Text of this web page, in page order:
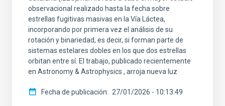
observacional realizado hasta la fecha sobre
estrellas fugitivas masivas en la Vía Láctea,
incorporando por primera vez el análisis de su
rotación y binariedad, es decir, si forman parte de
sistemas estelares dobles en los que dos estrellas
orbitan entre sí. El trabajo, publicado recientemente
en Astronomy & Astrophysics , arroja nueva luz
Fecha de publicación 27/01/2026 - 10:13:49